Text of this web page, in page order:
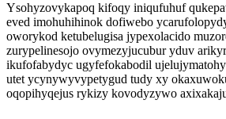
Ysohyzovykapoq kifoqy iniqufuhuf
eved imohuhihinok dofiwebo
oworykod ketubelugisa jypexolacido
zurypelinesojo ovymezyjucubur yduv
ikufofabydyc ugyfefokabodil
utet ycynywyvypetygud tudy xy
oqopihyqejus rykizy kovodyzywo